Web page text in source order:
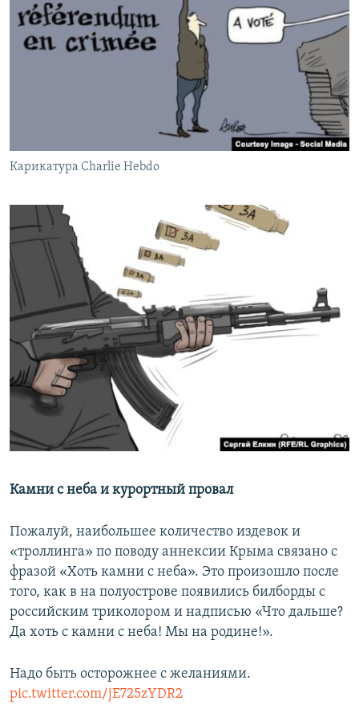
Карикатура Charlie Hebdo
Камни с неба и курортный провал
Пожалуй, наибольшее количество издевок и
«троллинга» по поводу аннексии Крыма связано с
фразой «Хоть камни с неба». Это произошло после
того, как в на полуострове появились билборды с
российским триколором и надписью «Что дальше?
Да хоть с камни с неба! Мы на родине!».
Надо быть осторожнее с желаниями.
pic.twitter.com/jE725zYDR2